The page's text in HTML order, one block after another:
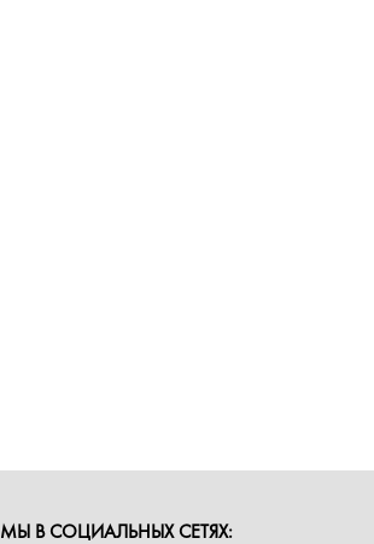
МЫ В СОЦИАЛЬНЫХ СЕТЯХ: